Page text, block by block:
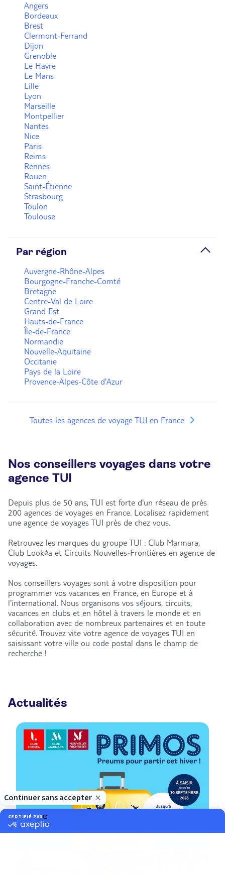
Agence de voyage TUI STORE Caen
Fermé.
133 rue St Pierre 14000 Caen
Agence adhérente TUI Lisieux Voyages Paris
Normandie
Fermé.
27 place de la République 14100 Lisieux
Agence de voyage TUI Store Vire-Normandie
Fermé.
5 Rue de Valherel 14500 Vire-Normandie
Plus d'infos
Prendre rendez-vous
Angers
Bordeaux
Brest
Clermont-Ferrand
Dijon
Grenoble
Le Havre
Le Mans
Lille
Lyon
Marseille
Montpellier
Nantes
Nice
Paris
Reims
Rennes
Rouen
Saint-Étienne
Strasbourg
Toulon
Toulouse
Par région
Auvergne-Rhône-Alpes
Bourgogne-Franche-Comté
Bretagne
Centre-Val de Loire
Grand Est
Hauts-de-France
Île-de-France
Normandie
Nouvelle-Aquitaine
Occitanie
Pays de la Loire
Provence-Alpes-Côte d'Azur
Toutes les agences de voyage TUI en France
Nos conseillers voyages dans votre
agence TUI
Depuis plus de 50 ans, TUI est forte d'un réseau de près
200 agences de voyages en France. Localisez rapidement
une agence de voyages TUI près de chez vous.
Retrouvez les marques du groupe TUI : Club Marmara,
Club Lookéa et Circuits Nouvelles-Frontières en agence de
voyages.
Nos conseillers voyages sont à votre disposition pour
programmer vos vacances en France, en Europe et à
l'international. Nous organisons vos séjours, circuits,
vacances en clubs et en hôtel à travers le monde et en
collaboration avec de nombreux partenaires et en toute
sécurité. Trouvez vite votre agence de voyages TUI en
saisissant votre ville ou code postal dans le champ de
recherche !
Actualités